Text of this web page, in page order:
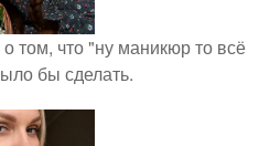
том, что "ну маникюр то всё
бы сделать.